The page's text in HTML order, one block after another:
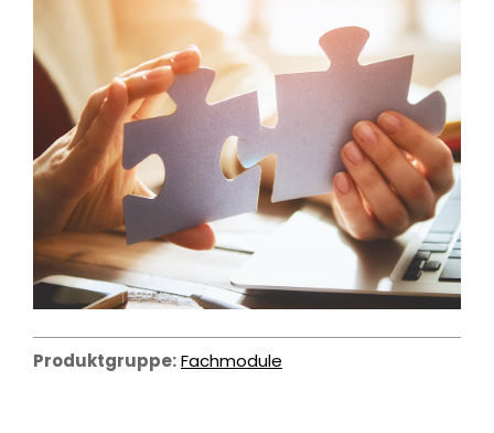
Produktgruppe:Fachmodule